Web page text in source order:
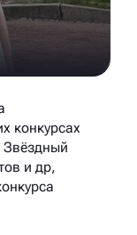
конкурсах
Звёздный
и др,